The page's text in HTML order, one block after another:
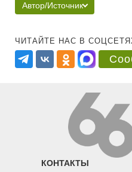
Автор/Источник
ЧИТАЙТЕ НАС В
КОНТАКТЫ